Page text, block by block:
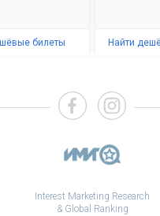
билеты Найти
Interest Marketing Research
& Global Ranking